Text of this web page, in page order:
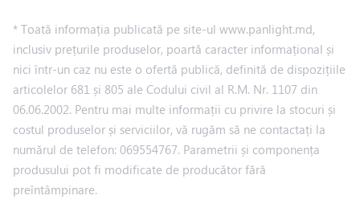
* Toată informația publicată pe site-ul www.panlight.md,
inclusiv prețurile produselor, poartă caracter informațional și
nici într-un caz nu este o ofertă publică, definită de dispozițiile
articolelor 681 și 805 ale Codului civil al R.M. Nr. 1107 din
06.06.2002. Pentru mai multe informații cu privire la stocuri și
costul produselor și serviciilor, vă rugăm să ne contactați la
numărul de telefon: 069554767. Parametrii și componența
produsului pot fi modificate de producător fără
preîntâmpinare.